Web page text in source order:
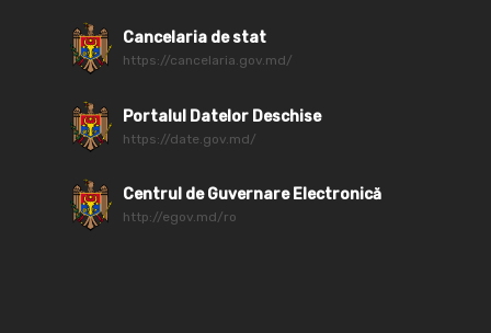
Cancelaria de stat
https://cancelaria.gov.md/
Portalul Datelor Deschise
https://date.gov.md/
Centrul de Guvernare Electronică
http://egov.md/ro